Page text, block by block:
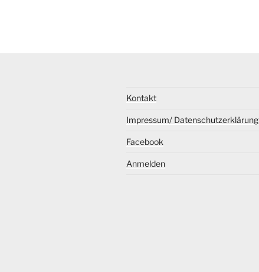
Kontakt
Impressum/ Datenschutzerklärung
Facebook
Anmelden